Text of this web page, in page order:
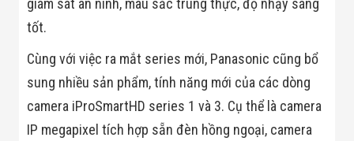
Ngành Công An
Giữ Xe Thông
Minh
Sản Phẩm
THIẾT BỊ AN
NINH
giám sát an ninh, màu sắc trung thực, độ nhạy sáng
tốt.
Cùng với việc ra mắt series mới, Panasonic cũng bổ
sung nhiều sản phẩm, tính năng mới của các dòng
camera iProSmartHD series 1 và 3. Cụ thể là camera
IP megapixel tích hợp sẵn đèn hồng ngoại, camera